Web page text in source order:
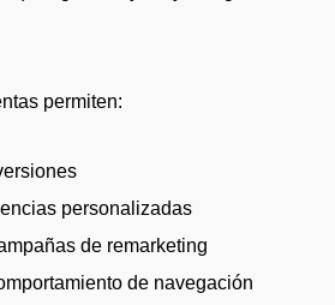
permiten:
personalizadas
de remarketing
de navegación